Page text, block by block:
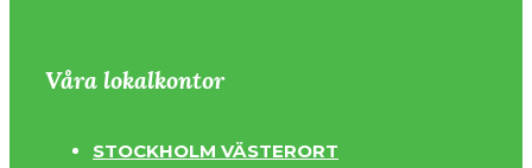
Våra lokalkontor
STOCKHOLM VÄSTERORT